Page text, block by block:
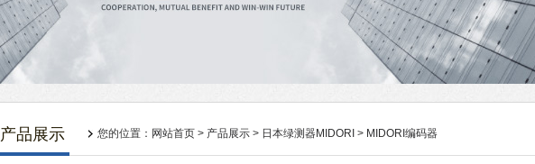
产品展示 您的位置： 网站首页 > 产品展示 > 日本绿测器MIDORI > MIDORI编码器